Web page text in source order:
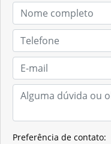
Preferência de contato: